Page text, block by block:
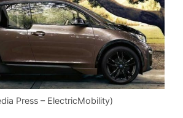
Press – ElectricMobility)